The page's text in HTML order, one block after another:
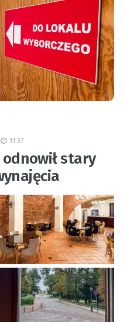
11:37
stary